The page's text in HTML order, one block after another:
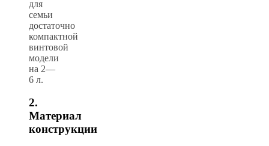
для
семьи
достаточно
компактной
винтовой
модели
на 2—
6 л.
2.
Материал
конструкции